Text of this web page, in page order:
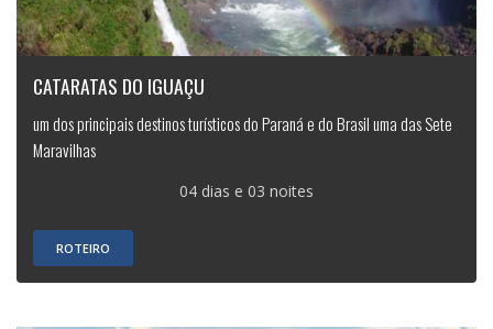
CATARATAS DO IGUAÇU
um dos principais destinos turísticos do Paraná e do Brasil uma das Sete
Maravilhas
04 dias e 03 noites
ROTEIRO